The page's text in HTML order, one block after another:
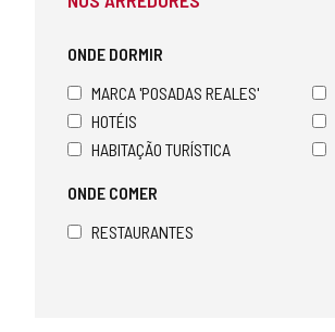
ONDE DORMIR
MARCA 'POSADAS REALES'
HOTÉIS
HABITAÇÃO TURÍSTICA
ONDE COMER
RESTAURANTES